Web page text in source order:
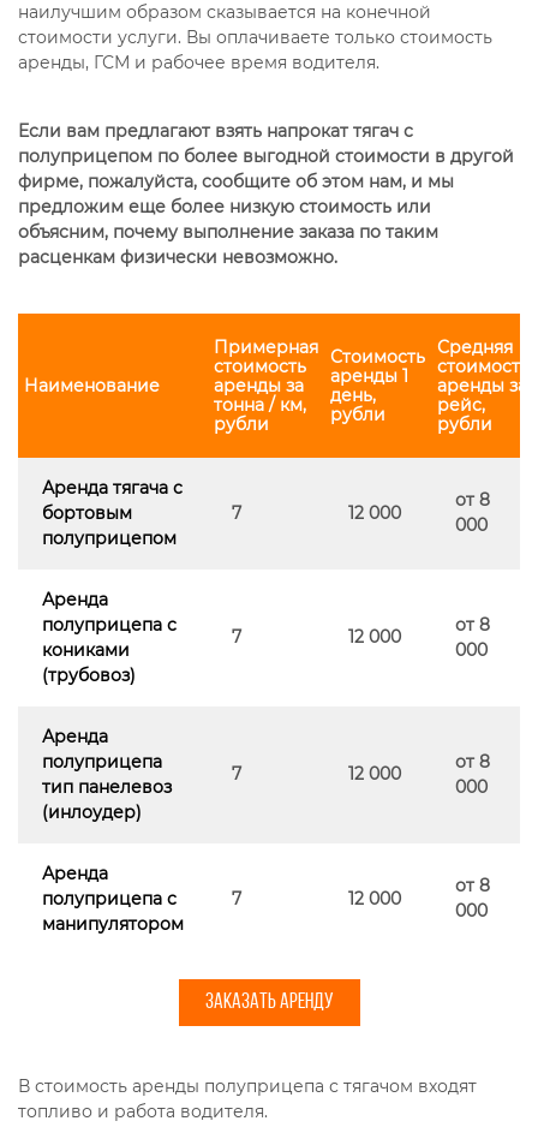
наилучшим образом сказывается на конечной
стоимости услуги. Вы оплачиваете только стоимость
аренды, ГСМ и рабочее время водителя.
Если вам предлагают взять напрокат тягач с
полуприцепом по более выгодной стоимости в другой
фирме, пожалуйста, сообщите об этом нам, и мы
предложим еще более низкую стоимость или
объясним, почему выполнение заказа по таким
расценкам физически невозможно.
Наименование
Примерная
стоимость
аренды за
тонна / км,
рубли
Стоимость
аренды 1
день,
рубли
Средняя
стоимость
аренды за
рейс,
рубли
Аренда тягача с
бортовым
полуприцепом
7 12 000
от 8
000
Аренда
полуприцепа с
кониками
(трубовоз)
7 12 000
от 8
000
Аренда
полуприцепа
тип панелевоз
(инлоудер)
7 12 000
от 8
000
Аренда
полуприцепа с
манипулятором
7 12 000
от 8
000
ЗАКАЗАТЬ АРЕНДУ
В стоимость аренды полуприцепа с тягачом входят
топливо и работа водителя.